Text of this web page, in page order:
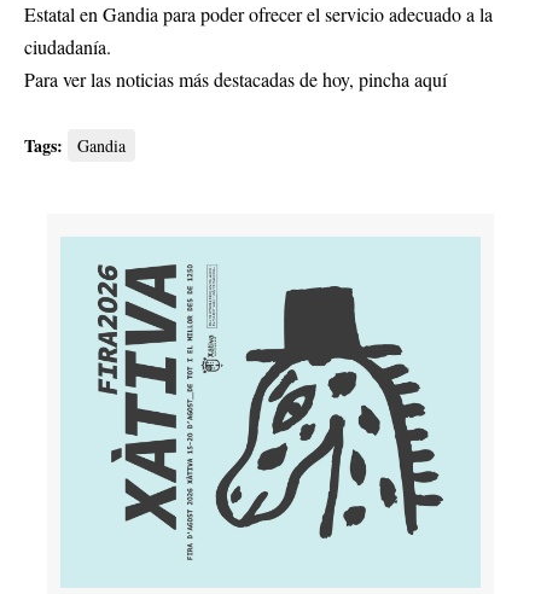
Estatal en Gandia para poder ofrecer el servicio adecuado a la
ciudadanía.
Para ver las noticias más destacadas de hoy, pincha aquí
Tags: Gandia